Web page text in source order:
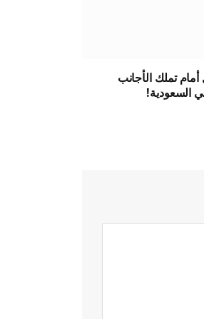
تملك الأجانب
السعودية!